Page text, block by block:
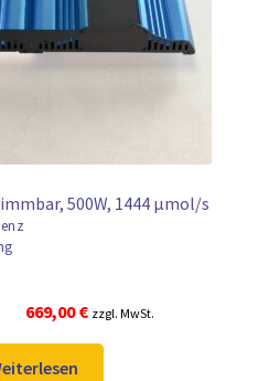
500W, 1444 μmol/s
Ursprünglicher
Preis
war:
669,00€Aktueller
Preis
zzgl. MwSt.